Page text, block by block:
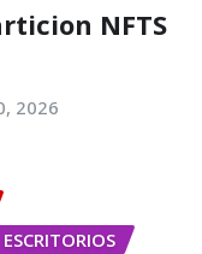
NFTS
2026
ESCRITORIOS